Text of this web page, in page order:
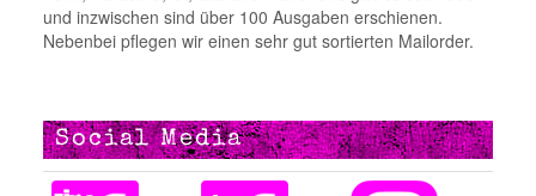
und inzwischen sind über 100 Ausgaben erschienen.
Nebenbei pflegen wir einen sehr gut sortierten Mailorder.
Social Media